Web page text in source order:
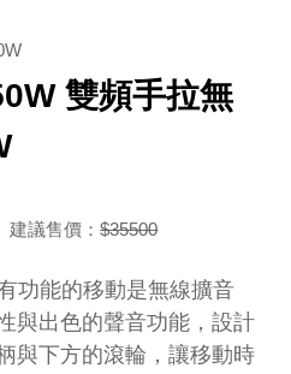
雙頻手拉無
建議售價：$35500
功能的移動是無線擴音
與出色的聲音功能，設計
與下方的滾輪，讓移動時